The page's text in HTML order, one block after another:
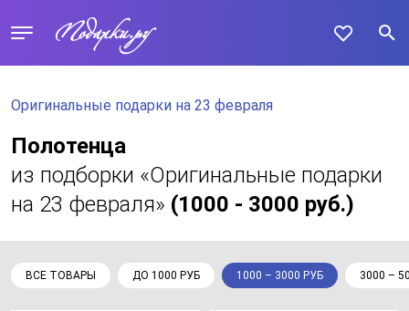
Оригинальные подарки на 23 февраля
Полотенца
из подборки «Оригинальные подарки
на 23 февраля» (1000 - 3000 руб.)
ВСЕ ТОВАРЫ ДО 1000 РУБ 1000 – 3000 РУБ 3000 –